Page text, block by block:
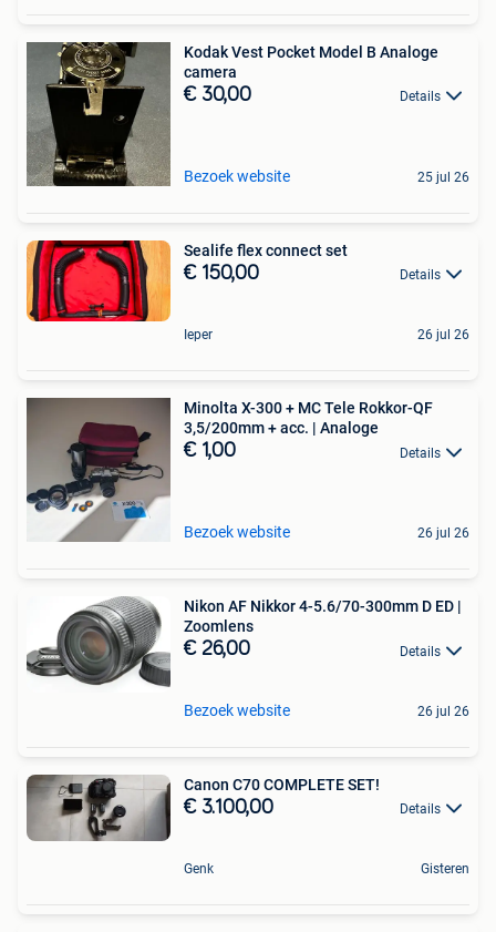
Kodak Vest Pocket Model B Analoge
camera
€ 30,00 Details
Bezoek website 25 jul 26
Sealife flex connect set
€ 150,00 Details
Ieper 26 jul 26
Minolta X-300 + MC Tele Rokkor-QF
3,5/200mm + acc. | Analoge
€ 1,00 Details
Bezoek website 26 jul 26
Nikon AF Nikkor 4-5.6/70-300mm D ED |
Zoomlens
€ 26,00 Details
Bezoek website 26 jul 26
Canon C70 COMPLETE SET!
€ 3.100,00 Details
Genk Gisteren